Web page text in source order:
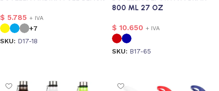
$ 5.785 + IVA
+7
SKU: D17-18
800 ML 27 OZ
$ 10.650 + IVA
SKU: B17-65